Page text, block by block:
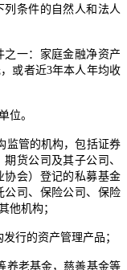
条件的自然人和法人
之一：家庭金融净资产
或者近3年本人年均收
位。
监管的机构，包括证券
货公司及其子公司、
协会）登记的私募基金
公司、保险公司、保险
他机构；
行的资产管理产品；
养老基金，慈善基金等